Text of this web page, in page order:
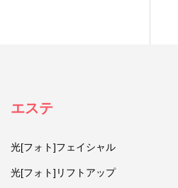
エステ
光[フォト]フェイシャル
光[フォト]リフトアップ